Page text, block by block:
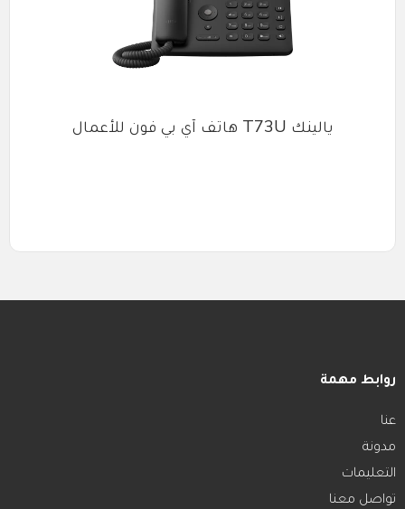
يالينك T73U هاتف آي بي فون للأعمال
روابط مهمة
عنا
مدونة
التعليمات
تواصل معنا